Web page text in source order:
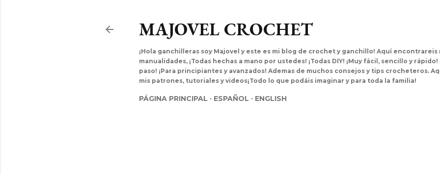
MAJOVEL CROCHET
¡Hola ganchilleras soy Majovel y este es mi blog de crochet y ganchillo! Aquí encontrareis
manualidades, ¡Todas hechas a mano por ustedes! ¡Todas DIY! ¡Muy fácil, sencillo y rápido!
paso! ¡Para principiantes y avanzados! Ademas de muchos consejos y tips crocheteros.
mis patrones, tutoriales y videos¡Todo lo que podáis imaginar y para toda la familia!
PÁGINA PRINCIPAL ESPAÑOL ENGLISH